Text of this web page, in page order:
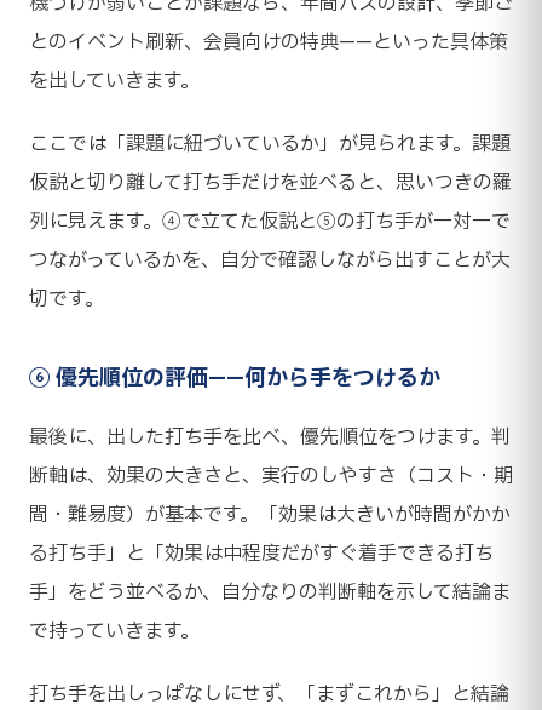
とのイベント刷新、会員向けの特典——といった具体策
を出していきます。
ここでは「課題に紐づいているか」が見られます。課題
仮説と切り離して打ち手だけを並べると、思いつきの羅
列に見えます。④で立てた仮説と⑤の打ち手が一対一で
つながっているかを、自分で確認しながら出すことが大
切です。
⑥ 優先順位の評価——何から手をつけるか
最後に、出した打ち手を比べ、優先順位をつけます。判
断軸は、効果の大きさと、実行のしやすさ（コスト・期
間・難易度）が基本です。「効果は大きいが時間がかか
る打ち手」と「効果は中程度だがすぐ着手できる打ち
手」をどう並べるか、自分なりの判断軸を示して結論ま
で持っていきます。
打ち手を出しっぱなしにせず、「まずこれから」と結論